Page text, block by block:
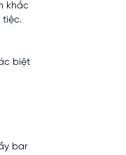
khắc
tiệc.
biệt
bar